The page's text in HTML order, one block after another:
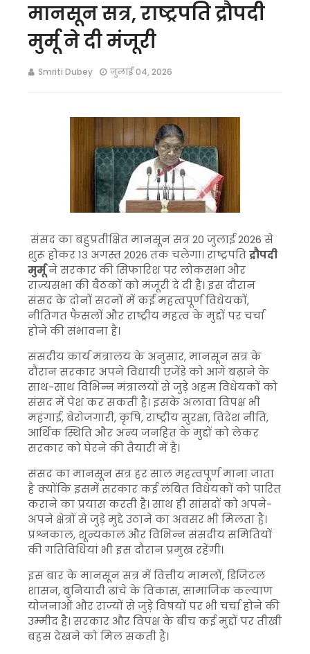
मानसून सत्र, राष्ट्रपति द्रौपदी
मुर्मू ने दी मंजूरी
Smriti Dubey जुलाई 04, 2026
संसद का बहुप्रतीक्षित मानसून सत्र 20 जुलाई 2026 से
शुरू होकर 13 अगस्त 2026 तक चलेगा। राष्ट्रपतिद्रौपदी
मुर्मूने सरकार की सिफारिश पर लोकसभा और
राज्यसभा की बैठकों को मंजूरी दे दी है। इस दौरान
संसद के दोनों सदनों में कई महत्वपूर्ण विधेयकों,
नीतिगत फैसलों और राष्ट्रीय महत्व के मुद्दों पर चर्चा
होने की संभावना है।
संसदीय कार्य मंत्रालय के अनुसार, मानसून सत्र के
दौरान सरकार अपने विधायी एजेंडे को आगे बढ़ाने के
साथ-साथ विभिन्न मंत्रालयों से जुड़े अहम विधेयकों को
संसद में पेश कर सकती है। इसके अलावा विपक्ष भी
महंगाई, बेरोजगारी, कृषि, राष्ट्रीय सुरक्षा, विदेश नीति,
आर्थिक स्थिति और अन्य जनहित के मुद्दों को लेकर
सरकार को घेरने की तैयारी में है।
संसद का मानसून सत्र हर साल महत्वपूर्ण माना जाता
है क्योंकि इसमें सरकार कई लंबित विधेयकों को पारित
कराने का प्रयास करती है। साथ ही सांसदों को अपने-
अपने क्षेत्रों से जुड़े मुद्दे उठाने का अवसर भी मिलता है।
प्रश्नकाल, शून्यकाल और विभिन्न संसदीय समितियों
की गतिविधियां भी इस दौरान प्रमुख रहेंगी।
इस बार के मानसून सत्र में वित्तीय मामलों, डिजिटल
शासन, बुनियादी ढांचे के विकास, सामाजिक कल्याण
योजनाओं और राज्यों से जुड़े विषयों पर भी चर्चा होने की
उम्मीद है। सरकार और विपक्ष के बीच कई मुद्दों पर तीखी
बहस देखने को मिल सकती है।